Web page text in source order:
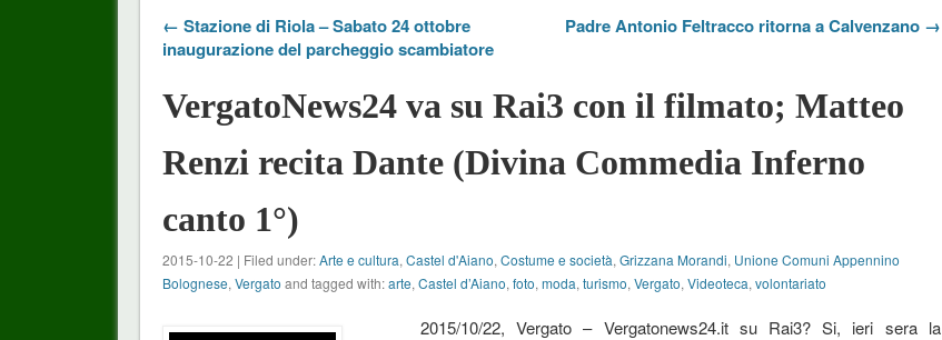
← Stazione di Riola – Sabato 24 ottobre
inaugurazione del parcheggio scambiatore
Padre Antonio Feltracco ritorna a Calvenzano →
VergatoNews24 va su Rai3 con il filmato; Matteo
Renzi recita Dante (Divina Commedia Inferno
canto 1°)
2015-10-22 | Filed under:Arte e cultura, Castel d'Aiano, Costume e società, Grizzana Morandi, Unione Comuni Appennino
Bolognese, Vergato and tagged with:arte, Castel d’Aiano, foto, moda, turismo, Vergato, Videoteca, volontariato
2015/10/22, Vergato – Vergatonews24.it su Rai3? Si, ieri sera la